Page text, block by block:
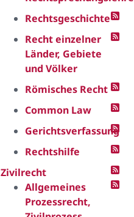
Rechtsgeschichte
Recht einzelner
Länder, Gebiete
und Völker
Römisches Recht
Common Law
Gerichtsverfassung
Rechtshilfe
Zivilrecht
Allgemeines
Prozessrecht,